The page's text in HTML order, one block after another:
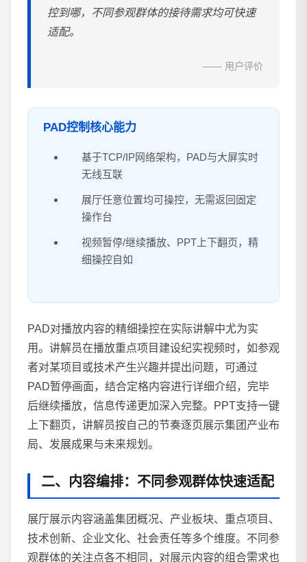
控到哪，不同参观群体的接待需求均可快速
适配。
—— 用户评价
PAD控制核心能力
基于TCP/IP网络架构，PAD与大屏实时
无线互联
展厅任意位置均可操控，无需返回固定
操作台
视频暂停/继续播放、PPT上下翻页，精
细操控自如
PAD对播放内容的精细操控在实际讲解中尤为实
用。讲解员在播放重点项目建设纪实视频时，如参观
者对某项目或技术产生兴趣并提出问题，可通过
PAD暂停画面，结合定格内容进行详细介绍，完毕
后继续播放，信息传递更加深入完整。PPT支持一键
上下翻页，讲解员按自己的节奏逐页展示集团产业布
局、发展成果与未来规划。
二、内容编排：不同参观群体快速适配
展厅展示内容涵盖集团概况、产业板块、重点项目、
技术创新、企业文化、社会责任等多个维度。不同参
观群体的关注点各不相同，对展示内容的组合需求也